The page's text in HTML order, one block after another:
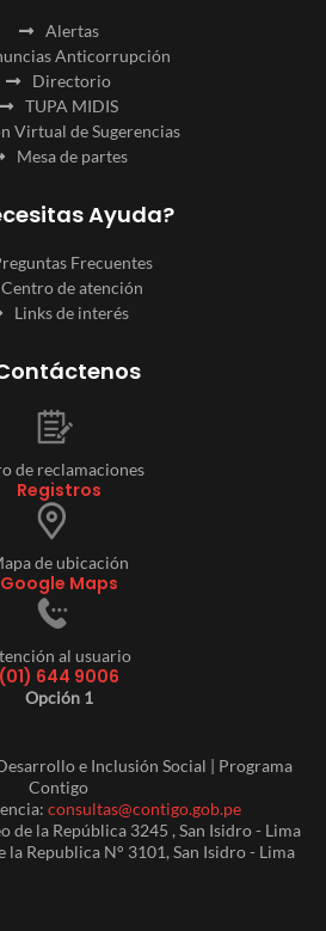
Alertas
Anticorrupción
Directorio
TUPA MIDIS
Virtual de Sugerencias
Mesa de partes
Ayuda?
Frecuentes
Centro de atención
Links de interés
de reclamaciones
Registros
de ubicación
Google Maps
al usuario
(01) 644 9006
Opción 1
e Inclusión Social | Programa
Contigo
consultas@contigo.gob.pe
de la República 3245 , San Isidro - Lima
la Republica N° 3101, San Isidro - Lima